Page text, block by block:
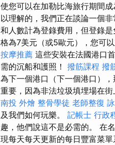
使您可以在加勒比海旅行期間成
以理解的，我們正在談論一個非
和人數計為登錄費用，但登錄是
格為7美元（或5歐元），您可
按摩推薦 這些安裝在法國港口
需的沉船和護照！ 撥筋課程 撥
為下一個港口（下一個港口）
重要，因為非法垃圾填埋場在
南投 外燴 整骨學徒 老師整復
及我們如何玩樂。 記帳士 行政
趣，他們說這不是必需的。 在
現每天每天更新的每日豐富菜